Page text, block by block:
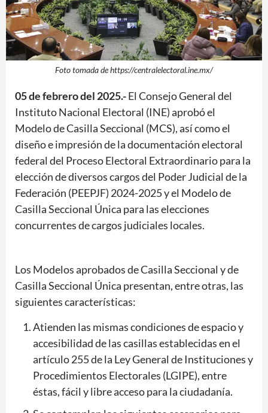
Foto tomada de https://centralelectoral.ine.mx/
05 de febrero del 2025.-El Consejo General del
Instituto Nacional Electoral (INE) aprobó el
Modelo de Casilla Seccional (MCS), así como el
diseño e impresión de la documentación electoral
federal del Proceso Electoral Extraordinario para la
elección de diversos cargos del Poder Judicial de la
Federación (PEEPJF) 2024-2025 y el Modelo de
Casilla Seccional Única para las elecciones
concurrentes de cargos judiciales locales.
Los Modelos aprobados de Casilla Seccional y de
Casilla Seccional Única presentan, entre otras, las
siguientes características:
Atienden las mismas condiciones de espacio y
accesibilidad de las casillas establecidas en el
artículo 255 de la Ley General de Instituciones y
Procedimientos Electorales (LGIPE), entre
éstas, fácil y libre acceso para la ciudadanía.